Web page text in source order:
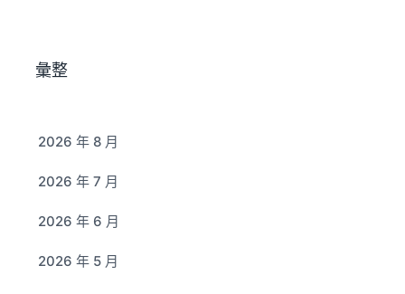
彙整
2026 年 8 月
2026 年 7 月
2026 年 6 月
2026 年 5 月